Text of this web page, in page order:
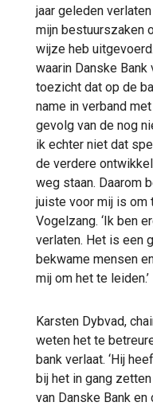
jaar geleden
mijn bestuurszaken
wijze heb
waarin Danske
toezicht dat op de
name in verband
gevolg van de nog
ik echter niet dat
de verdere
weg staan. Daarom
juiste voor mij is om
Vogelzang. ‘Ik ben
verlaten. Het is een
bekwame mensen
mij om het te leiden.’
Karsten Dybvad,
weten het te
bank verlaat. ‘Hij
bij het in gang
van Danske Bank